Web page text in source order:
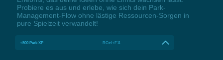
Probiere es aus und erlebe, wie sich dein Park-
Management-Flow ohne lästige Ressourcen-Sorgen in
pure Spielzeit verwandelt!
+500 Park XP RCtrl+F11